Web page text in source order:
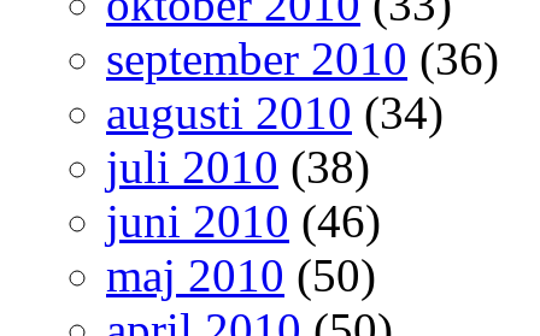
september 2010 (36)
augusti 2010 (34)
juli 2010 (38)
juni 2010 (46)
maj 2010 (50)